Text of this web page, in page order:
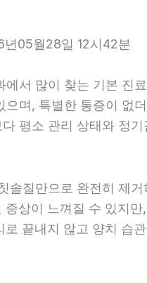
년05월28일 12시42분
서 많이 찾는 기본 진
으며, 특별한 통증이
평소 관리 상태와 정
질만으로 완전히 제
상이 느껴질 수 있지
끝내지 않고 양치 습